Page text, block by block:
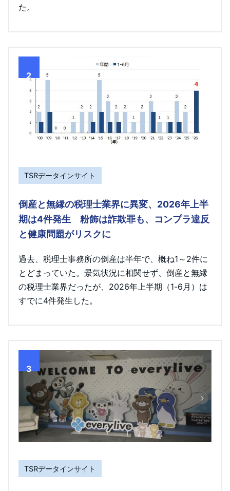
た。
2
TSRデータインサイト
倒産と無縁の税理士業界に異変、2026年上半
期は4件発生 粉飾は詐欺罪も、コンプラ違反
と健康問題がリスクに
過去、税理士事務所の倒産は半年で、概ね1～2件に
とどまっていた。景気状況に相関せず、倒産と無縁
の税理士業界だったが、2026年上半期（1-6月）は
すでに4件発生した。
3
TSRデータインサイト